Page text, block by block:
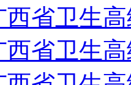
西省卫生
西省卫生